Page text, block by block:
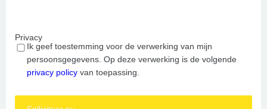
Privacy
Ik geef toestemming voor de verwerking van mijn
persoonsgegevens. Op deze verwerking is de volgende
privacy policy van toepassing.